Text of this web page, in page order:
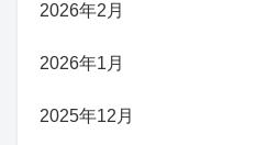
2026年2月
2026年1月
2025年12月